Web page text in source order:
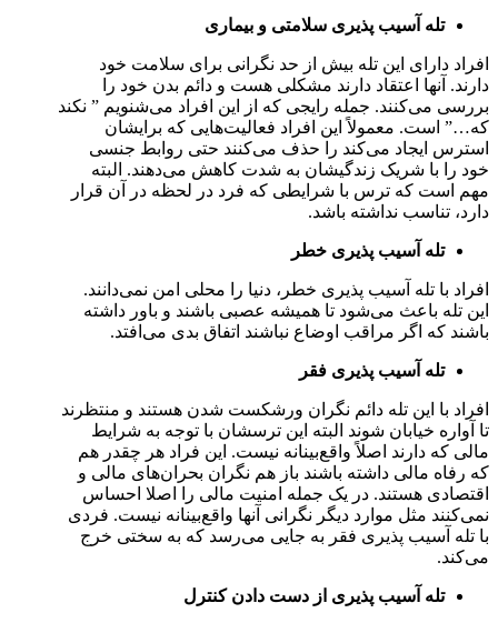
تله آسیب پذیری سلامتی و بیماری
افراد دارای این تله بیش از حد نگرانی برای سلامت خود
دارند. آنها اعتقاد دارند مشکلی هست و دائم بدن خود را
بررسی می‌کنند. جمله رایجی که از این افراد می‌شنویم ” نکند
که…” است. معمولاً این افراد فعالیت‌هایی که برایشان
استرس ایجاد می‌کند را حذف می‌کنند حتی روابط جنسی
خود را با شریک زندگیشان به شدت کاهش می‌دهند. البته
مهم است که ترس با شرایطی که فرد در لحظه در آن قرار
دارد، تناسب نداشته باشد.
تله آسیب پذیری خطر
افراد با تله آسیب پذیری خطر، دنیا را محلی امن نمی‌دانند.
این تله باعث می‌شود تا همیشه عصبی باشند و باور داشته
باشند که اگر مراقب اوضاع نباشند اتفاق بدی می‌افتد.
تله آسیب پذیری فقر
افراد با این تله دائم نگران ورشکست شدن هستند و منتظرند
تا آواره خیابان شوند البته این ترسشان با توجه به شرایط
مالی که دارند اصلاً واقع‌بینانه نیست. این فراد هر چقدر هم
که رفاه مالی داشته باشند باز هم نگران بحران‌های مالی و
اقتصادی هستند. در یک جمله امنیت مالی را اصلا احساس
نمی‌کنند مثل موارد دیگر نگرانی آنها واقع‌بینانه نیست. فردی
با تله آسیب پذیری فقر به جایی می‌رسد که به سختی خرج
می‌کند.
تله آسیب پذیری از دست دادن کنترل